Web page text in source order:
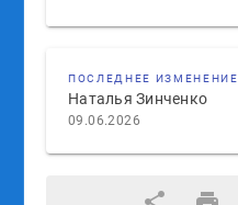
ПОСЛЕДНЕЕ ИЗМЕНЕНИЕ
Наталья Зинченко
09.06.2026